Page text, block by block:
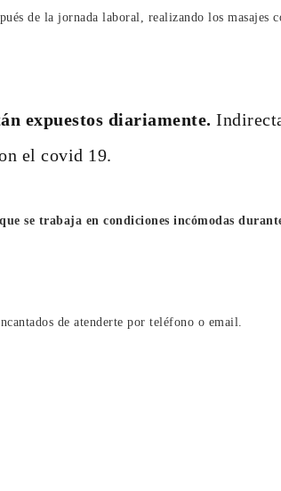
de la jornada laboral, realizando los masajes
expuestos diariamente.
el covid 19.
se trabaja en condiciones incómodas
de atenderte por teléfono o email.